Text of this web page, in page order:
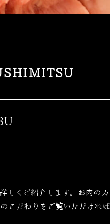
しくご紹介します。お肉のカ
こだわりをご覧いただければ